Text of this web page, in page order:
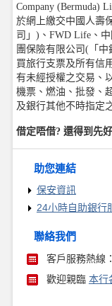
Company (Bermuda)
於網上繳交中國人壽
司」)、FWD Life、
團保險有限公司(「
買旅行支票及所有信
有未經授權之交易、
機票、燃油、批發、
及銀行其他不時指定
借定唔借? 還得到先
助您連結
保安資訊
24小時自助銀行
聯絡我們
客戶服務熱線
歡迎親臨 本行